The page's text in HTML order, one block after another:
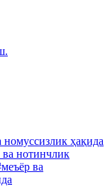
номуссизлик ҳақида
нотинчлик
ва